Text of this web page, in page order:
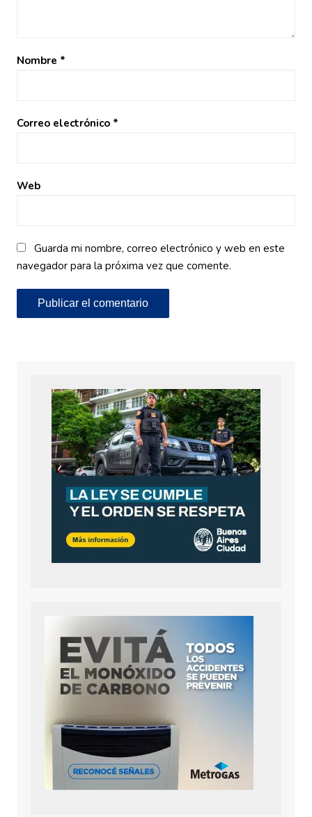
Nombre *
Correo electrónico *
Web
Guarda mi nombre, correo electrónico y web en este
navegador para la próxima vez que comente.